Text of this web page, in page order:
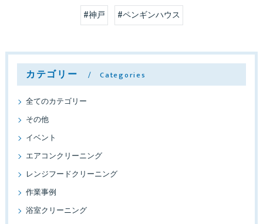
#神戸 #ペンギンハウス
カテゴリー Categories
全てのカテゴリー
その他
イベント
エアコンクリーニング
レンジフードクリーニング
作業事例
浴室クリーニング